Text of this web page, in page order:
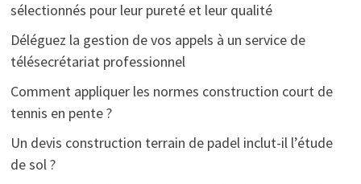
sélectionnés pour leur pureté et leur qualité
Déléguez la gestion de vos appels à un service de
télésecrétariat professionnel
Comment appliquer les normes construction court de
tennis en pente ?
Un devis construction terrain de padel inclut-il l’étude
de sol ?